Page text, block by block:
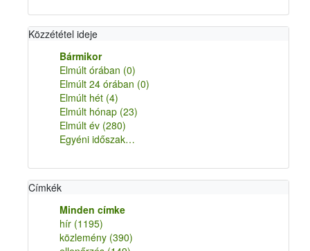
Közzététel ideje
Bármikor
Elmúlt órában (0)
Elmúlt 24 órában (0)
Elmúlt hét (4)
Elmúlt hónap (23)
Elmúlt év (280)
Egyéni időszak…
Címkék
Minden címke
hír (1195)
közlemény (390)